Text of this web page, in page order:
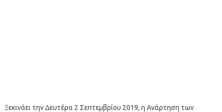
​Ξεκινάει την Δευτέρα 2 Σεπτεμβρίου 2019, η Ανάρτηση των